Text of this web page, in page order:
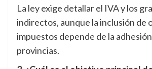
La ley exige detallar el IVA y los
indirectos, aunque la inclusión de
impuestos depende de la
provincias.